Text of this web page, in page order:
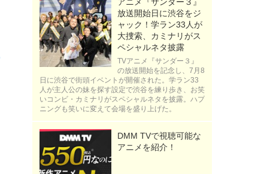
アニメ『サンダー３』
放送開始日に渋谷をジ
ャック！学ラン33人が
大捜索、カミナリがス
ペシャルネタ披露
TVアニメ『サンダー３』
の放送開始を記念し、7月8
日に渋谷で街頭イベントが開催された。学ラン33
人が主人公の妹を探す設定で渋谷を練り歩き、お笑
いコンビ・カミナリがスペシャルネタを披露。ハプ
ニングも笑いに変えて会場を盛り上げた。
DMM TVで視聴可能な
アニメを紹介！